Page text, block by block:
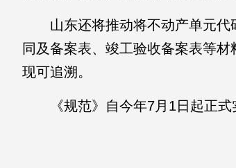
山东还将推动将不动产单元代
同及备案表、竣工验收备案表等
现可追溯。
《规范》自今年7月1日起正式